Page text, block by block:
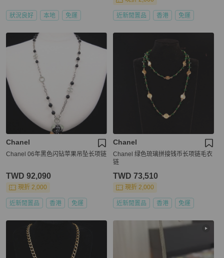
狀況良好 本地 免運 近新閒置品 香港 免運
Chanel
Chanel 06年黑色闪钻苹果吊坠长项链
TWD 92,090
現折 2,000
近新閒置品 香港 免運
Chanel
Chanel 绿色琉璃拼接钱币长项链毛衣
链
TWD 73,510
現折 2,000
近新閒置品 香港 免運